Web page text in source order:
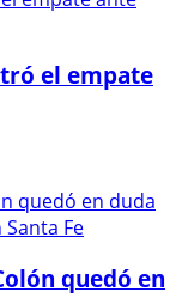
el empate
quedó en